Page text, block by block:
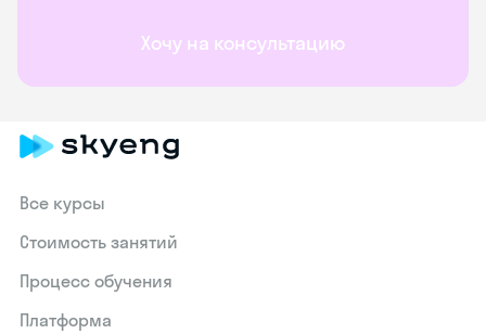
Хочу на консультацию
Все курсы
Стоимость занятий
Процесс обучения
Платформа